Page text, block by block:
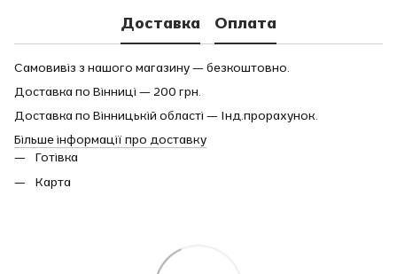
Доставка Оплата
Самовивіз з нашого магазину — безкоштовно.
Доставка по Вінниці — 200 грн.
Доставка по Вінницькій області — Інд.прорахунок.
Більше інформації про доставку
Готівка
Карта